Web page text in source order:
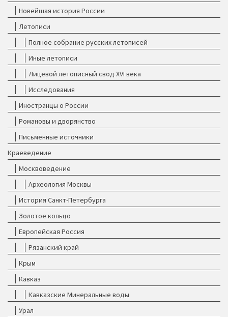
Новейшая история России
Летописи
Полное собрание русских летописей
Иные летописи
Лицевой летописный свод XVI века
Исследования
Иностранцы о России
Романовы и дворянство
Письменные источники
Краеведение
Москвоведение
Археология Москвы
История Санкт-Петербурга
Золотое кольцо
Европейская Россия
Рязанский край
Крым
Кавказ
Кавказские Минеральные воды
Урал